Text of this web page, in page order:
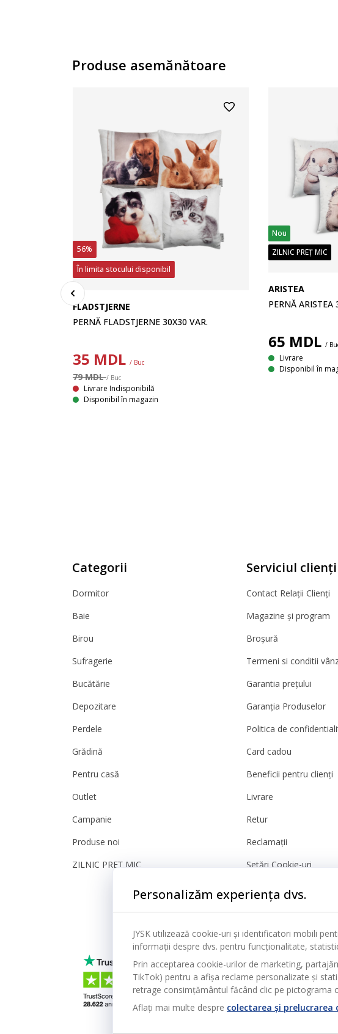
Produse asemănătoare
56%
În limita stocului disponibil
FLADSTJERNE
PERNĂ FLADSTJERNE 30X30 VAR.
35 MDL / Buc
79 MDL/ Buc
Livrare Indisponibilă
Disponibil în magazin
Nou
ZILNIC PREȚ MIC
ARISTEA
PERNĂ ARISTEA
65 MDL /
Livrare
Disponibil în
Categorii
Dormitor
Baie
Birou
Sufragerie
Bucătărie
Depozitare
Perdele
Grădină
Pentru casă
Outlet
Campanie
Produse noi
ZILNIC PREȚ MIC
Serviciul clienți
Contact Relații Clienți
Magazine și program
Broșură
Termeni si conditii
Garantia prețului
Garanția Produselor
Politica de
Card cadou
Beneficii pentru clienți
Livrare
Retur
Reclamații
Setări Cookie-uri
Siguranță
Personalizăm experiența dvs.
JYSK utilizează cookie-uri și identificatori mobili
informații despre dvs. pentru funcționalitate,
Prin acceptarea cookie-urilor de marketing,
TikTok) pentru a afișa reclame personalizate și
retrage consimțământul făcând clic pe pictograma
Aflați mai multe despre colectarea și